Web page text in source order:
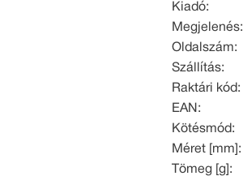
Kiadó:
Megjelenés:
Oldalszám:
Szállítás:
Raktári kód:
EAN:
Kötésmód:
Méret [mm]:
Tömeg [g]: